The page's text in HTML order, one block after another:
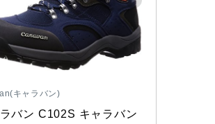
キャラバン)
バン C102S キャラバン